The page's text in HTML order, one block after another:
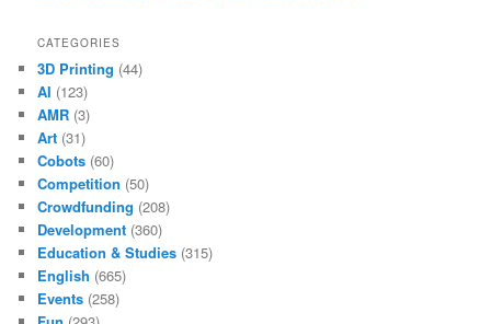
CATEGORIES
3D Printing (44)
AI (123)
AMR (3)
Art (31)
Cobots (60)
Competition (50)
Crowdfunding (208)
Development (360)
Education & Studies (315)
English (665)
Events (258)